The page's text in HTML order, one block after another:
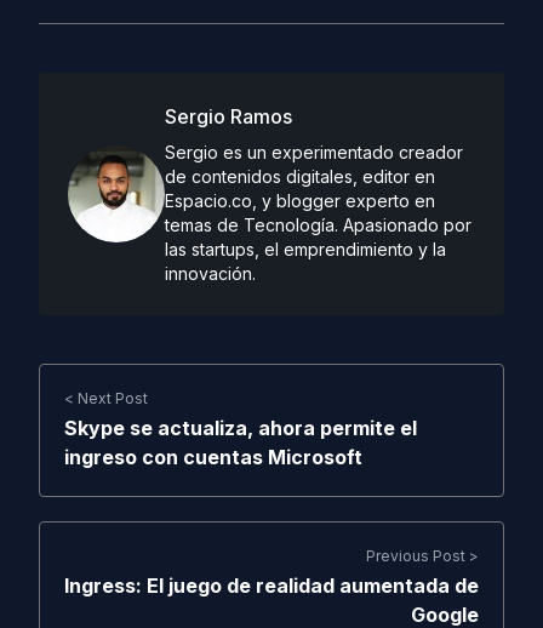
Sergio Ramos
Sergio es un experimentado creador
de contenidos digitales, editor en
Espacio.co, y blogger experto en
temas de Tecnología. Apasionado por
las startups, el emprendimiento y la
innovación.
< Next Post
Skype se actualiza, ahora permite el
ingreso con cuentas Microsoft
Previous Post >
Ingress: El juego de realidad aumentada de
Google